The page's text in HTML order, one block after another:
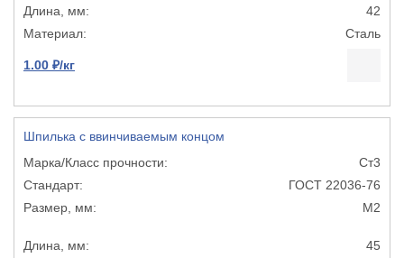
42
Сталь
1.00 ₽/кг
Шпилька с ввинчиваемым концом
Ст3
ГОСТ 22036-76
М2
45